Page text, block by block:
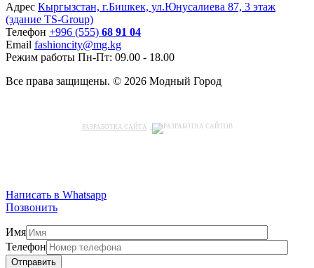
Адрес Кыргызстан, г.Бишкек, ул.Юнусалиева 87, 3 этаж
(здание TS-Group)
Teлефон +996 (555) 68 91 04
Email fashioncity@mg.kg
Режим работы Пн-Пт: 09.00 - 18.00
Все права защищены. © 2026 Модный Город
РАЗРАБОТКА САЙТА
Написать в Whatsapp
Позвонить
Имя
Телефон
Отправить